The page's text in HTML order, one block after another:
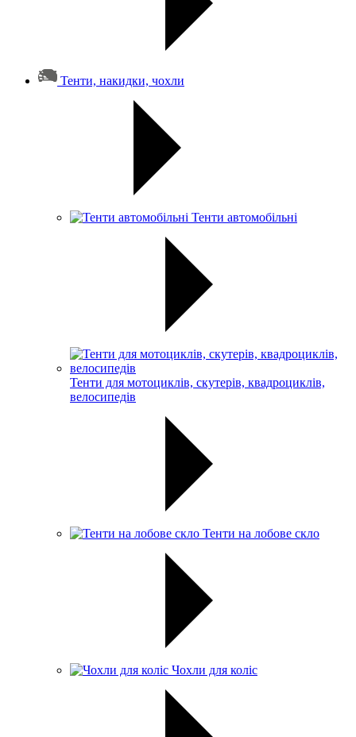
Тенти, накидки, чохли
Тенти автомобільні
Тенти для мотоциклів, скутерів, квадроциклів,
велосипедів
Тенти на лобове скло
Чохли для коліс